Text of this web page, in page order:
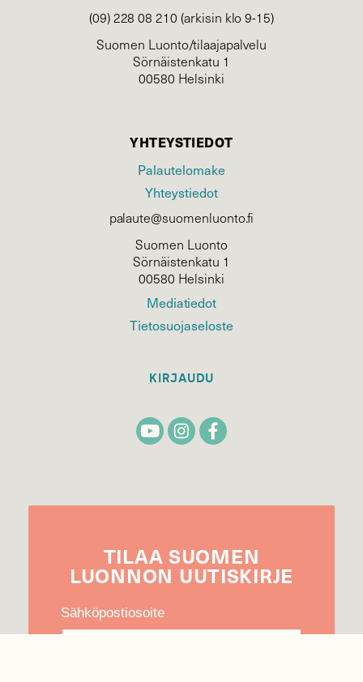
(09) 228 08 210 (arkisin klo 9-15)
Suomen Luonto/tilaajapalvelu
Sörnäistenkatu 1
00580 Helsinki
YHTEYSTIEDOT
Palautelomake
Yhteystiedot
palaute@suomenluonto.fi
Suomen Luonto
Sörnäistenkatu 1
00580 Helsinki
Mediatiedot
Tietosuojaseloste
KIRJAUDU
TILAA SUOMEN
LUONNON UUTIS­KIRJE
Sähköpostiosoite